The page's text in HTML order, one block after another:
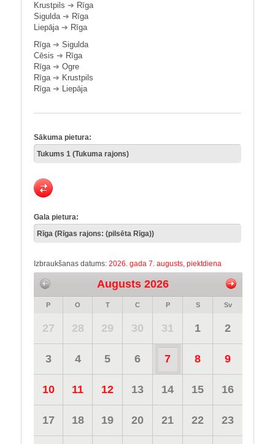
Krustpils ➔ Rīga
Sigulda➔ Rīga
Liepāja➔ Rīga
Rīga➔ Sigulda
Cēsis ➔ Rīga
Rīga➔ Ogre
Rīga➔ Krustpils
Rīga➔ Liepāja
Sākuma pietura:
Gala pietura:
Izbraukšanas datums: 2026. gada 7. augusts, piektdiena
Augusts 2026
P O T C P S Sv
27 28 29 30 31 1 2
3 4 5 6 7 8 9
10 11 12 13 14 15 16
17 18 19 20 21 22 23